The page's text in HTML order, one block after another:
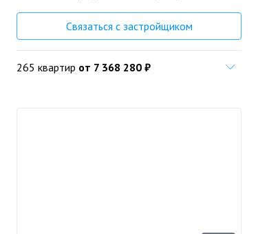
Связаться с застройщиком
265 квартир от 7 368 280 ₽